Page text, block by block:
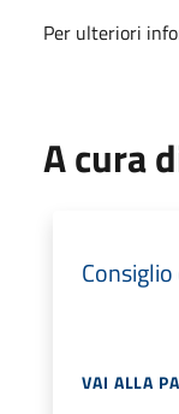
Per ulteriori
A cura
VAI ALLA